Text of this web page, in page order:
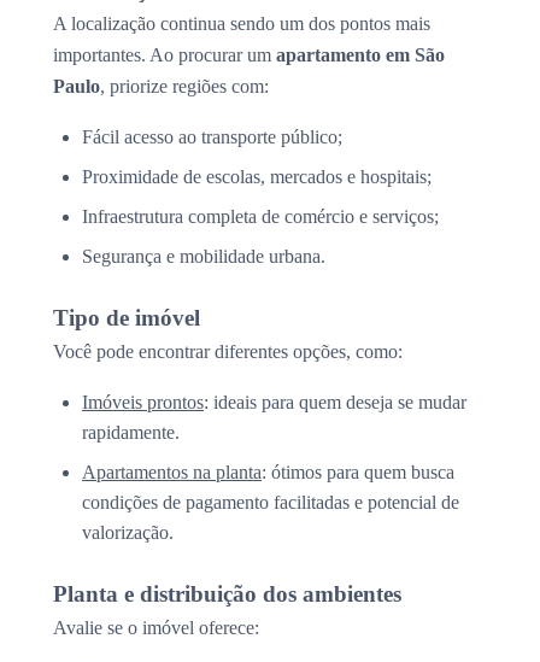
A localização continua sendo um dos pontos mais
importantes. Ao procurar um apartamento em São
Paulo, priorize regiões com:
Fácil acesso ao transporte público;
Proximidade de escolas, mercados e hospitais;
Infraestrutura completa de comércio e serviços;
Segurança e mobilidade urbana.
Tipo de imóvel
Você pode encontrar diferentes opções, como:
Imóveis prontos: ideais para quem deseja se mudar
rapidamente.
Apartamentos na planta: ótimos para quem busca
condições de pagamento facilitadas e potencial de
valorização.
Planta e distribuição dos ambientes
Avalie se o imóvel oferece: